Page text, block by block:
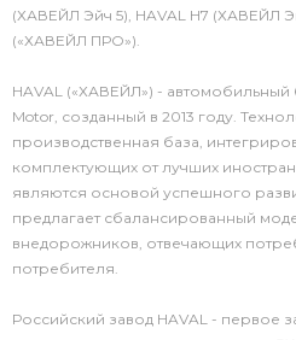
(ХАВЕЙЛ Эйч 5), HAVAL H7 (ХАВЕЙЛ
(«ХАВЕЙЛ ПРО»).
HAVAL («ХАВЕЙЛ») -
Motor, созданный в 2013 году.
производственная база,
комплектующих от лучших
являются основой успешного
предлагает сбалансированный
внедорожников, отвечающих
потребителя.
Российский завод HAVAL - первое